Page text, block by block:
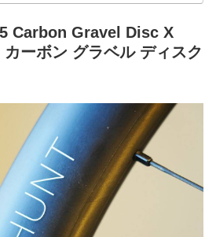
Carbon Gravel Disc X
ーボン グラベル ディスク